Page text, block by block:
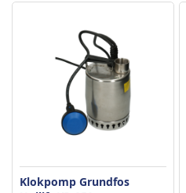
Klokpomp Grundfos